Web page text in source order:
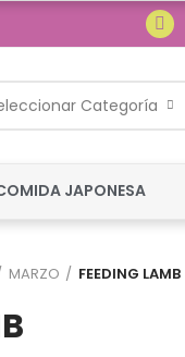
Categoría
JAPONESA
MARZO FEEDING LAMB